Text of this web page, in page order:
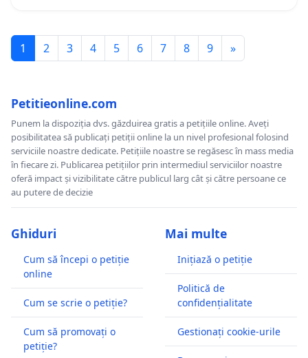
1 2 3 4 5 6 7 8 9 »
Petitieonline.com
Punem la dispoziția dvs. găzduirea gratis a petițiile online. Aveți
posibilitatea să publicați petiții online la un nivel profesional folosind
serviciile noastre dedicate. Petițiile noastre se regăsesc în mass media
în fiecare zi. Publicarea petițiilor prin intermediul serviciilor noastre
oferă impact și vizibilitate către publicul larg cât și către persoane ce
au putere de decizie
Ghiduri
Cum să începi o petiție
online
Cum se scrie o petiție?
Cum să promovați o
petiție?
Mai multe
Inițiază o petiție
Politică de
confidențialitate
Gestionați cookie-urile